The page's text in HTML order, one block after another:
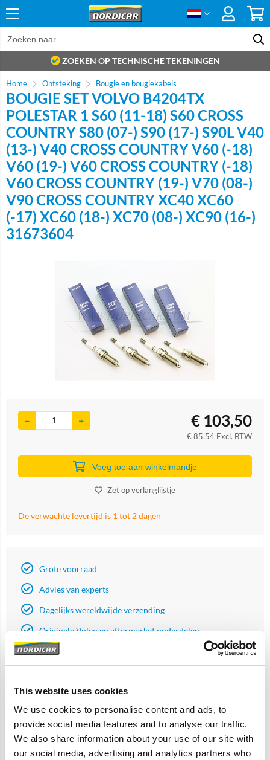
This website uses cookies
We use cookies to personalise content and ads, to
provide social media features and to analyse our traffic.
We also share information about your use of our site with
our social media, advertising and analytics partners who
ZOEKEN OP TECHNISCHE TEKENINGEN
Home Ontsteking Bougie en bougiekabels
BOUGIE SET VOLVO B4204TX
POLESTAR 1 S60 (11-18) S60 CROSS
COUNTRY S80 (07-) S90 (17-) S90L V40
(13-) V40 CROSS COUNTRY V60 (-18)
V60 (19-) V60 CROSS COUNTRY (-18)
V60 CROSS COUNTRY (19-) V70 (08-)
V90 CROSS COUNTRY XC40 XC60
(-17) XC60 (18-) XC70 (08-) XC90 (16-)
31673604
€ 103,50
€85,54 Excl. BTW
Voeg toe aan winkelmandje
Zet op verlanglijstje
De verwachte levertijd is 1 tot 2 dagen
Grote voorraad
Advies van experts
Dagelijks wereldwijde verzending
Originele Volvo en aftermarket onderdelen
Artikelomschrijving
B4204Tx, Polestar 1, S60 (11-18), S60 Cross Country, S80 (07-),
S90 (17-), S90L, V40 (13-), V40 Cross Country, V60 (-18), V60
(19-), V60 Cross Country (-18), V60 Cross Country (19-), V70
(08-), V90 Cross Country, XC40, XC60 (-17), XC60 (18-), XC70